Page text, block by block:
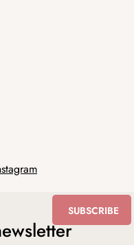
SUBSCRIBE